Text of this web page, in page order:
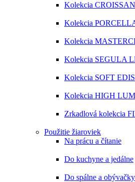
Kolekcia
Kolekcia
Kolekcia
Kolekcia SEGULA
Kolekcia SOFT
Kolekcia HIGH
Zrkadlová kolekcia
Použitie žiaroviek
Na prácu a čítanie
Do kuchyne a jedálne
Do spálne a obývačky